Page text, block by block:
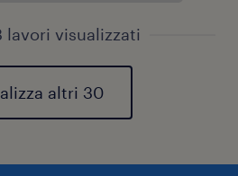
lavori visualizzati
altri 30